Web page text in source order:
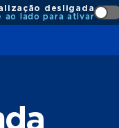
desligada
ao lado para ativar